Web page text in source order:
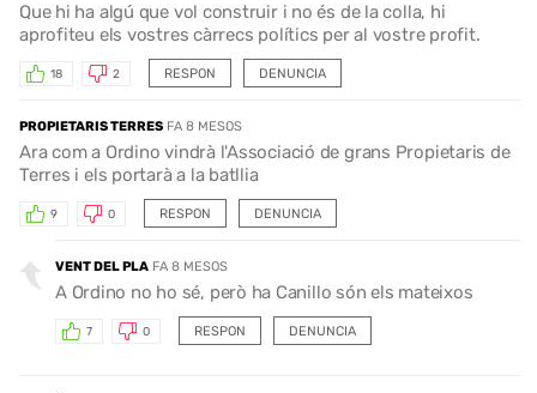
Que hi ha algú que vol construir i no és de la colla, hi
aprofiteu els vostres càrrecs polítics per al vostre profit.
RESPON
18 2 DENUNCIA
PROPIETARIS TERRES FA 8 MESOS
Ara com a Ordino vindrà l'Associació de grans Propietaris de
Terres i els portarà a la batllia
RESPON
9 0 DENUNCIA
VENT DEL PLA FA 8 MESOS
A Ordino no ho sé, però ha Canillo són els mateixos
RESPON
7 0 DENUNCIA